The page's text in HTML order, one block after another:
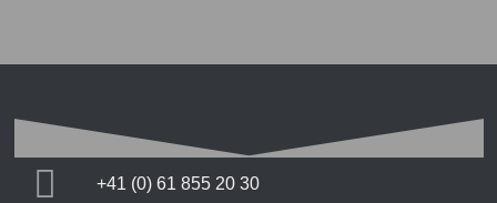
+41 (0) 61 855 20 30